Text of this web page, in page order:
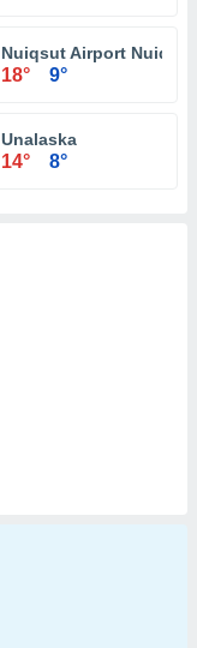
Nuiqsut Airport Nuiqsut
18° 9°
Unalaska
14° 8°